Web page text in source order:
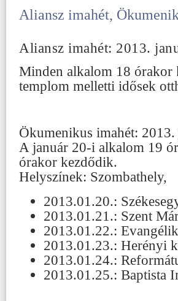
Aliansz imahét,
Aliansz imahét: 2013.
Minden alkalom 18 órakor
templom melletti idősek
Ökumenikus imahét:
A január 20-i alkalom 19
órakor kezdődik.
Helyszínek: Szombathely,
2013.01.20.:
2013.01.21.: Szent
2013.01.22.:
2013.01.23.: Herényi
2013.01.24.:
2013.01.25.: Baptista